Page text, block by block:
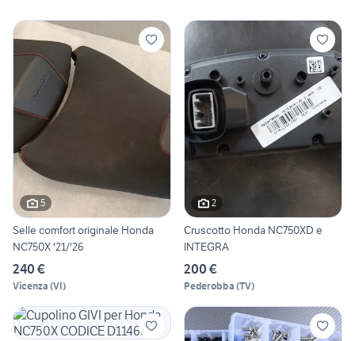
5
Selle comfort originale Honda
NC750X '21/'26
240 €
Vicenza (VI)
2
Cruscotto Honda NC750XD e
INTEGRA
200 €
Pederobba (TV)